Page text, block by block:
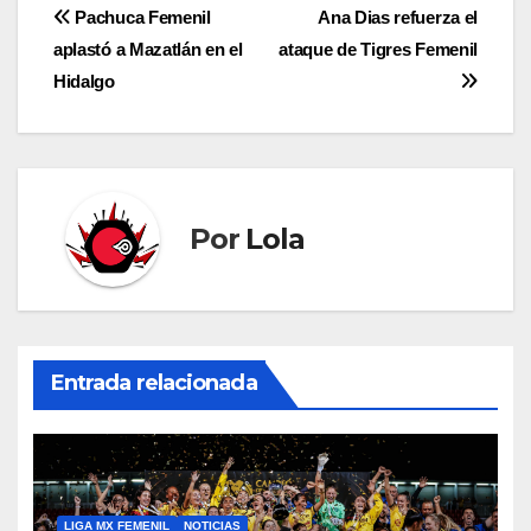
Navegación
de
entradas
Ana Dias refuerza el
ataque de Tigres Femenil
Pachuca Femenil
aplastó a Mazatlán en el
Hidalgo
Por Lola
Entrada relacionada
LIGA MX FEMENIL NOTICIAS